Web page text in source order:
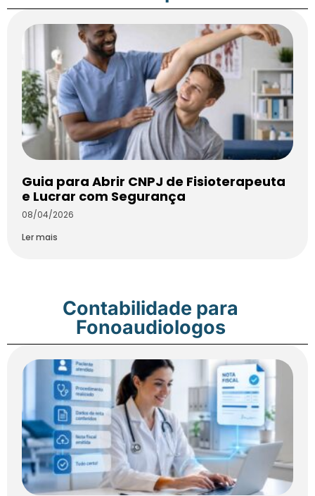
Guia para Abrir CNPJ de Fisioterapeuta
e Lucrar com Segurança
08/04/2026
Ler mais
Contabilidade para
Fonoaudiologos